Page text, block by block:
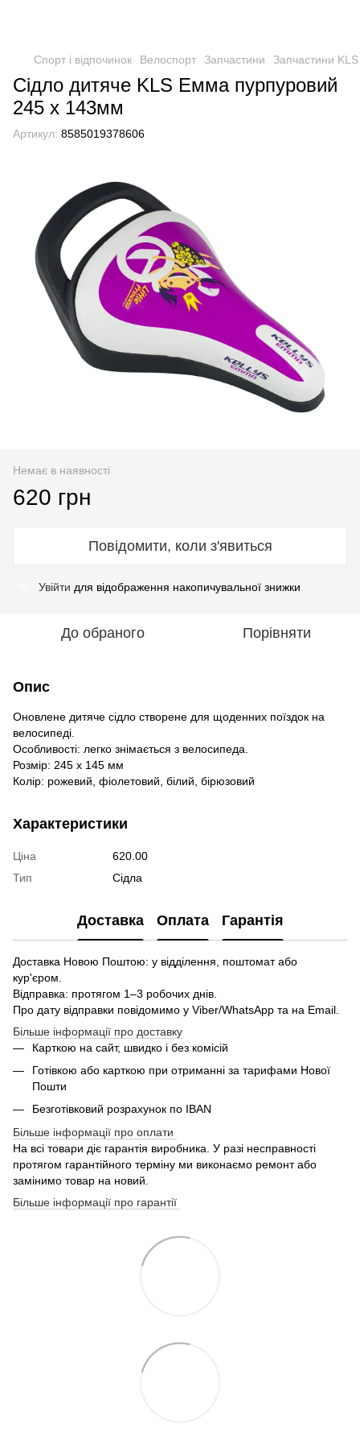
Спорт і відпочинок Велоспорт Запчастини Запчастини KLS
Сідло дитяче KLS Eммa пурпуровий
245 x 143мм
Артикул: 8585019378606
Немає в наявності
620 грн
Повідомити, коли з'явиться
Увійти для відображення накопичувальної знижки
До обраного Порівняти
Опис
Оновлене дитяче сідло створене для щоденних поїздок на
велосипеді.
Особливості: легко знімається з велосипеда.
Розмір: 245 х 145 мм
Колір: рожевий, фіолетовий, білий, бірюзовий
Характеристики
Ціна
620.00
Тип
Сідла
Доставка Оплата Гарантія
Доставка Новою Поштою: у відділення, поштомат або
кур'єром.
Відправка: протягом 1–3 робочих днів.
Про дату відправки повідомимо у Viber/WhatsApp та на Email.
Більше інформації про доставку
Карткою на сайт, швидко і без комісій
Готівкою або карткою при отриманні за тарифами Нової
Пошти
Безготівковий розрахунок по IBAN
Більше інформації про оплати
На всі товари діє гарантія виробника. У разі несправності
протягом гарантійного терміну ми виконаємо ремонт або
замінимо товар на новий.
Більше інформації про гарантії